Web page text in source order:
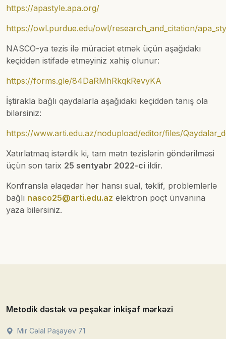
https://apastyle.apa.org/
https://owl.purdue.edu/owl/research_and_citation/
NASCO-ya tezis ilə müraciət etmək üçün aşağıdakı
keçiddən istifadə etməyiniz xahiş olunur:
https://forms.gle/84DaRMhRkqkRevyKA
İştirakla bağlı qaydalarla aşağıdakı keçiddən tanış ola
bilərsiniz:
https://www.arti.edu.az/nodupload/editor/files/
Xatırlatmaq istərdik ki, tam mətn tezislərin göndərilməsi
üçün son tarix 25 sentyabr 2022-ci ildir.
Konfransla əlaqədar hər hansı sual, təklif, problemlərlə
bağlı nasco25@arti.edu.az elektron poçt ünvanına
yaza bilərsiniz.
Metodik dəstək və peşəkar inkişaf mərkəzi
Mir Cəlal Paşayev 71